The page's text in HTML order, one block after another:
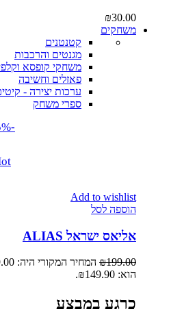
₪30.00
משחקים
קטנטנים
מגנטים והרכבות
משחקי קופסא
פאזלים וחשיבה
ערכות יצירה -
ספרי משחק
-25%
Add to wishlist
הוספה לסל
אליאס ישראל ALIAS
₪199.00 המחיר המקורי היה: ₪199.00.
הוא: ₪149.90.
כרגע במבצע